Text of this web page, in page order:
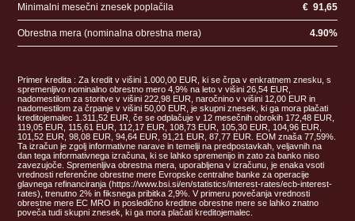
Minimalni mesečni znesek poplačila € 91,65
Obrestna mera (nominalna obrestna mera) 4.90%
Primer kredita : Za kredit v višini 1.000,00 EUR, ki se črpa v enkratnem znesku, s
spremenljivo nominalno obrestno mero 4,9% na leto v višini 26,54 EUR,
nadomestilom za storitve v višini 222,98 EUR, naročnino v višini 12,00 EUR in
nadomestilom za črpanje v višini 50,00 EUR, je skupni znesek, ki ga mora plačati
kreditojemalec 1.311,52 EUR, če se odplačuje v 12 mesečnih obrokih 172,48 EUR,
119,05 EUR, 115,61 EUR, 112,17 EUR, 108,73 EUR, 105,30 EUR, 104,96 EUR,
101,52 EUR, 98,08 EUR, 94,64 EUR, 91,21 EUR, 87,77 EUR. EOM znaša 77,59%.
Ta izračun je zgolj informativne narave in temelji na predpostavkah, veljavnih na
dan tega informativnega izračuna, ki se lahko spremenijo in zato za banko niso
zavezujoče. Spremenljiva obrestna mera, uporabljena v izračunu, je enaka vsoti
vrednosti referenčne obrestne mere Evropske centralne banke za operacije
glavnega refinanciranja (https://www.bsi.si/en/statistics/interest-rates/ecb-interest-
rates), trenutno 2% in fiksnega pribitka 2,9%. V primeru povečanja vrednosti
obrestne mere EC MRO in posledično kreditne obrestne mere se lahko znatno
poveča tudi skupni znesek, ki ga mora plačati kreditojemalec.